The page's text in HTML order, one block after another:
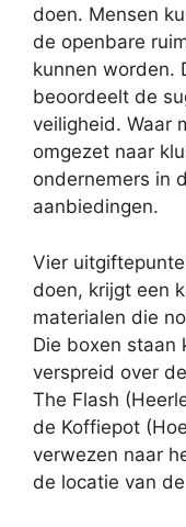
doen. Mensen
de openbare
kunnen worden.
beoordeelt de
veiligheid. Waar
omgezet naar
ondernemers in
aanbiedingen.
Vier
doen, krijgt een
materialen die
Die boxen staan
verspreid over
The Flash
de Koffiepot
verwezen naar
de locatie van